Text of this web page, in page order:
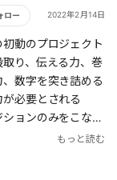
よりも重要だった
で試作・生産準備
との試作計画の調整
ロー 2022年2月14日
動のプロジェクト
り、伝える力、巻
数字を突き詰める
必要とされる
ションのみをこな
務では身に付かない
解がわからず理不
もっと読む